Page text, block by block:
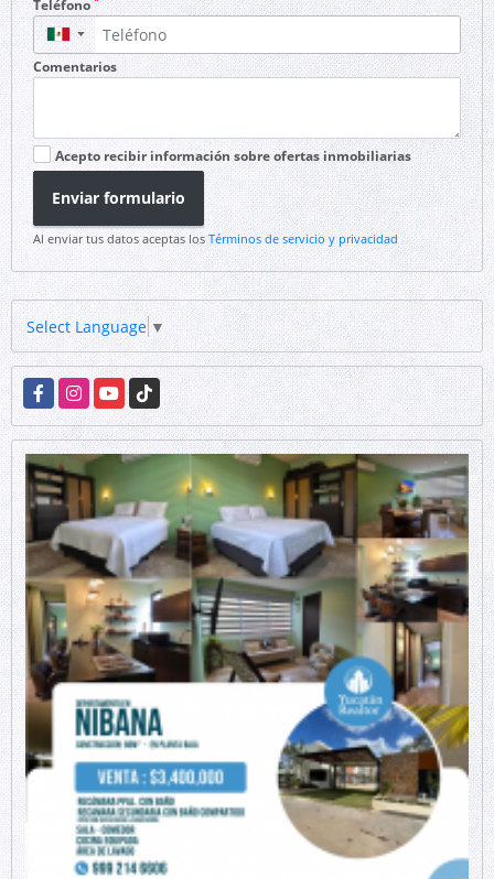
Teléfono
▼
Comentarios
Acepto recibir información sobre ofertas inmobiliarias
Enviar formulario
Al enviar tus datos aceptas los Términos de servicio y privacidad
Select Language ▼
FacebookInstagramYouTubeTikTok